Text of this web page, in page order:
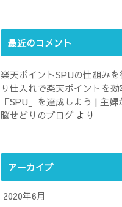
最近のコメント
楽天ポイントSPUの仕組みを
り仕入れで楽天ポイントを
「SPU」を達成しよう | 主
脳せどりのブログ より
アーカイブ
2020年6月